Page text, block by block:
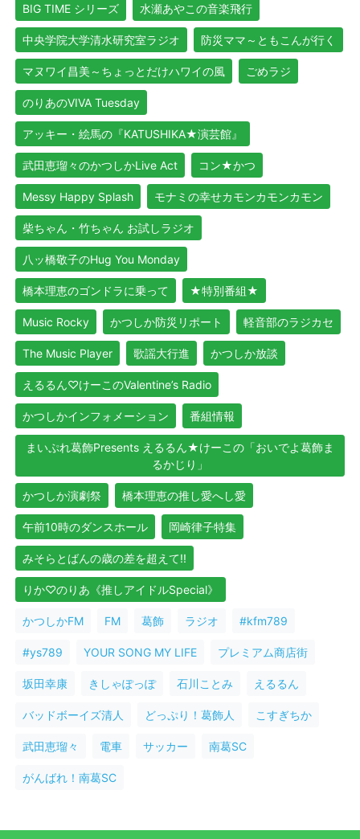
BIG TIME シリーズ 水瀬あやこの音楽飛行
中央学院大学清水研究室ラジオ 防災ママ～ともこんが行く
マヌワイ昌美～ちょっとだけハワイの風 ごめラジ
のりあのVIVA Tuesday
アッキー・絵馬の『KATUSHIKA★演芸館』
武田恵瑠々のかつしかLive Act コン★かつ
Messy Happy Splash モナミの幸せカモンカモンカモン
柴ちゃん・竹ちゃん お試しラジオ
八ッ橋敬子のHug You Monday
橋本理恵のゴンドラに乗って ★特別番組★
Music Rocky かつしか防災リポート 軽音部のラジカセ
The Music Player 歌謡大行進 かつしか放談
えるるん♡けーこのValentine’s Radio
かつしかインフォメーション 番組情報
まいぷれ葛飾Presents えるるん★けーこの「おいでよ葛飾ま
るかじり」
かつしか演劇祭 橋本理恵の推し愛へし愛
午前10時のダンスホール 岡崎律子特集
みそらとばんの歳の差を超えて!!
りか♡のりあ《推しアイドルSpecial》
かつしかFM FM 葛飾 ラジオ #kfm789
#ys789 YOUR SONG MY LIFE プレミアム商店街
坂田幸康 きしゃぽっぽ 石川ことみ えるるん
バッドボーイズ清人 どっぷり！葛飾人 こすぎちか
武田恵瑠々 電車 サッカー 南葛SC
がんばれ！南葛SC